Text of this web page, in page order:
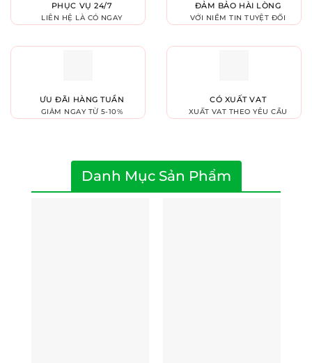
PHỤC VỤ 24/7
LIÊN HỆ LÀ CÓ NGAY
ĐẢM BẢO HÀI LÒNG
VỚI NIỀM TIN TUYỆT ĐỐI
ƯU ĐÃI HÀNG TUẦN
GIẢM NGAY TỪ 5-10%
CÓ XUẤT VAT
XUẤT VAT THEO YÊU CẦU
Danh Mục Sản Phẩm